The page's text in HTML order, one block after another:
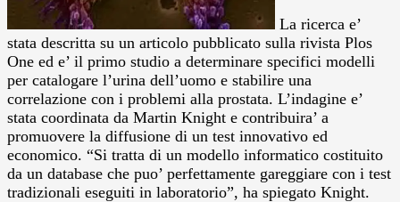
La ricerca e’
stata descritta su un articolo pubblicato sulla rivista Plos
One ed e’ il primo studio a determinare specifici modelli
per catalogare l’urina dell’uomo e stabilire una
correlazione con i problemi alla prostata. L’indagine e’
stata coordinata da Martin Knight e contribuira’ a
promuovere la diffusione di un test innovativo ed
economico. “Si tratta di un modello informatico costituito
da un database che puo’ perfettamente gareggiare con i test
tradizionali eseguiti in laboratorio”, ha spiegato Knight.